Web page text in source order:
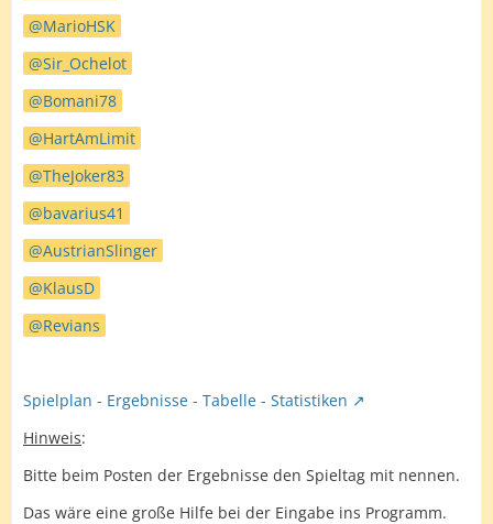
MarioHSK
Sir_Ochelot
Bomani78
HartAmLimit
TheJoker83
bavarius41
AustrianSlinger
KlausD
Revians
Spielplan - Ergebnisse - Tabelle - Statistiken
Hinweis:
Bitte beim Posten der Ergebnisse den Spieltag mit nennen.
Das wäre eine große Hilfe bei der Eingabe ins Programm.